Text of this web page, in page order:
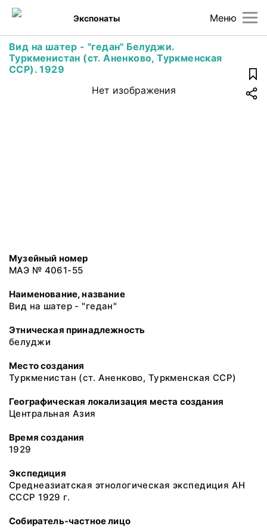
Меню
Экспонаты
Вид на шатер - "гедан" Белуджи.
Туркменистан (ст. Аненково, Туркменская
ССР). 1929
Нет изображения
Музейный номер
МАЭ № 4061-55
Наименование, название
Вид на шатер - "гедан"
Этническая принадлежность
белуджи
Место создания
Туркменистан (ст. Аненково, Туркменская ССР)
Географическая локализация места создания
Центральная Азия
Время создания
1929
Экспедиция
Среднеазиатская этнологическая экспедиция АН
СССР 1929 г.
Собиратель-частное лицо